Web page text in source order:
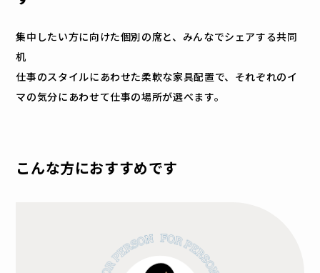
集中したい方に向けた個別の席と、みんなでシェアする共同
机
仕事のスタイルにあわせた柔軟な家具配置で、それぞれのイ
マの気分にあわせて仕事の場所が選べます。
こんな方におすすめです